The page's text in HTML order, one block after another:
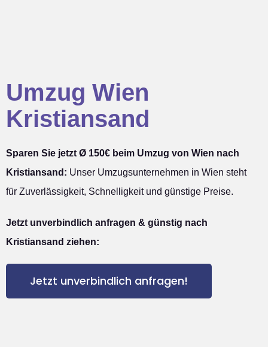
Umzug Wien
Kristiansand
Sparen Sie jetzt Ø 150€ beim Umzug von Wien nach
Kristiansand: Unser Umzugsunternehmen in Wien steht
für Zuverlässigkeit, Schnelligkeit und günstige Preise.
Jetzt unverbindlich anfragen & günstig nach
Kristiansand ziehen:
Jetzt unverbindlich anfragen!